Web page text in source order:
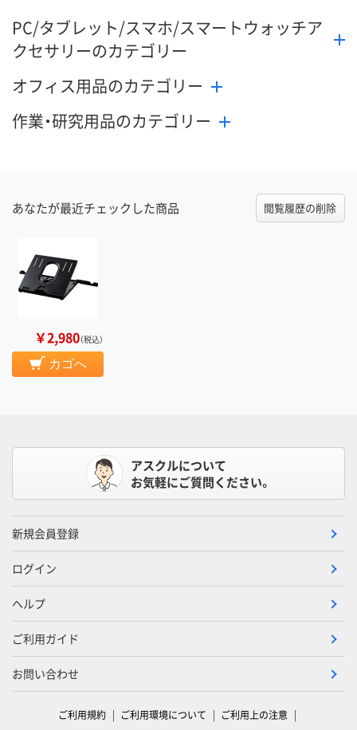
PC/タブレット/スマホ/スマートウォッチア
クセサリーのカテゴリー
オフィス用品のカテゴリー
作業・研究用品のカテゴリー
あなたが最近チェックした商品 閲覧履歴の削除
￥2,980（税込）
カゴへ
アスクルについて
お気軽にご質問ください。
新規会員登録
ログイン
ヘルプ
ご利用ガイド
お問い合わせ
ご利用規約 ご利用環境について ご利用上の注意